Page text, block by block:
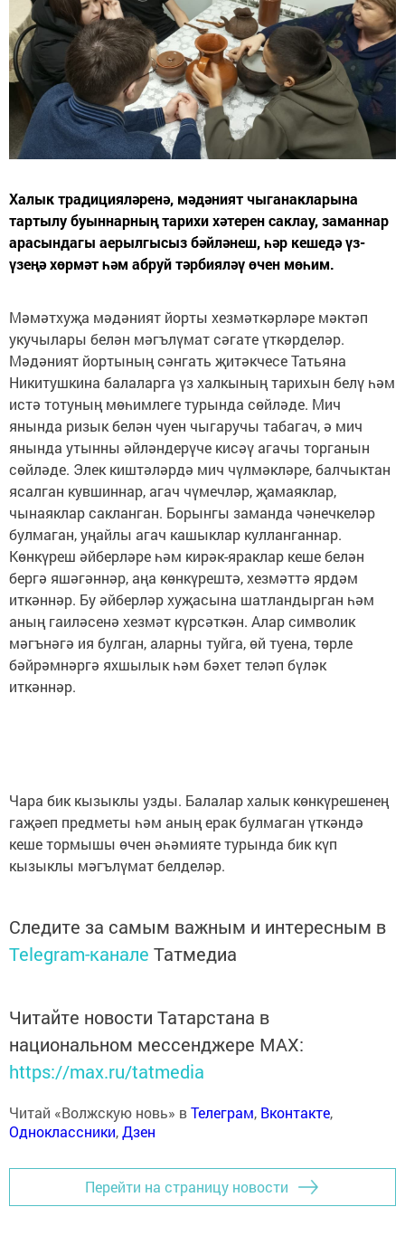
Халык традицияләренә, мәдәният чыганакларына
тартылу буыннарның тарихи хәтерен саклау, заманнар
арасындагы аерылгысыз бәйләнеш, һәр кешедә үз-
үзеңә хөрмәт һәм абруй тәрбияләү өчен мөһим.
Мәмәтхуҗа мәдәният йорты хезмәткәрләре мәктәп
укучылары белән мәгълүмат сәгате үткәрделәр.
Мәдәният йортының сәнгать җитәкчесе Татьяна
Никитушкина балаларга үз халкының тарихын белү һәм
истә тотуның мөһимлеге турында сөйләде. Мич
янында ризык белән чуен чыгаручы табагач, ә мич
янында утынны әйләндерүче кисәү агачы торганын
сөйләде. Элек киштәләрдә мич чүлмәкләре, балчыктан
ясалган кувшиннар, агач чүмечләр, җамаяклар,
чынаяклар сакланган. Борынгы заманда чәнечкеләр
булмаган, уңайлы агач кашыклар кулланганнар.
Көнкүреш әйберләре һәм кирәк-яраклар кеше белән
бергә яшәгәннәр, аңа көнкүрештә, хезмәттә ярдәм
иткәннәр. Бу әйберләр хуҗасына шатландырган һәм
аның гаиләсенә хезмәт күрсәткән. Алар символик
мәгънәгә ия булган, аларны туйга, өй туена, төрле
бәйрәмнәргә яхшылык һәм бәхет теләп бүләк
иткәннәр.
Чара бик кызыклы узды. Балалар халык көнкүрешенең
гаҗәеп предметы һәм аның ерак булмаган үткәндә
кеше тормышы өчен әһәмияте турында бик күп
кызыклы мәгълүмат белделәр.
Следите за самым важным и интересным в
Telegram-канале Татмедиа
Читайте новости Татарстана в
национальном мессенджере MАХ:
https://max.ru/tatmedia
Читай «Волжскую новь» вТелеграм, Вконтакте,
Одноклассники,Дзен
Перейти на страницу новости